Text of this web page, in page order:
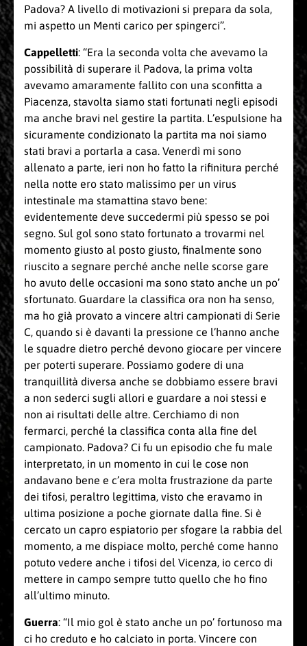
Padova? A livello di motivazioni si prepara da sola,
mi aspetto un Menti carico per spingerci”.
Cappelletti: “Era la seconda volta che avevamo la
possibilità di superare il Padova, la prima volta
avevamo amaramente fallito con una sconfitta a
Piacenza, stavolta siamo stati fortunati negli episodi
ma anche bravi nel gestire la partita. L’espulsione ha
sicuramente condizionato la partita ma noi siamo
stati bravi a portarla a casa. Venerdì mi sono
allenato a parte, ieri non ho fatto la rifinitura perché
nella notte ero stato malissimo per un virus
intestinale ma stamattina stavo bene:
evidentemente deve succedermi più spesso se poi
segno. Sul gol sono stato fortunato a trovarmi nel
momento giusto al posto giusto, finalmente sono
riuscito a segnare perché anche nelle scorse gare
ho avuto delle occasioni ma sono stato anche un po’
sfortunato. Guardare la classifica ora non ha senso,
ma ho già provato a vincere altri campionati di Serie
C, quando si è davanti la pressione ce l’hanno anche
le squadre dietro perché devono giocare per vincere
per poterti superare. Possiamo godere di una
tranquillità diversa anche se dobbiamo essere bravi
a non sederci sugli allori e guardare a noi stessi e
non ai risultati delle altre. Cerchiamo di non
fermarci, perché la classifica conta alla fine del
campionato. Padova? Ci fu un episodio che fu male
interpretato, in un momento in cui le cose non
andavano bene e c’era molta frustrazione da parte
dei tifosi, peraltro legittima, visto che eravamo in
ultima posizione a poche giornate dalla fine. Si è
cercato un capro espiatorio per sfogare la rabbia del
momento, a me dispiace molto, perché come hanno
potuto vedere anche i tifosi del Vicenza, io cerco di
mettere in campo sempre tutto quello che ho fino
all’ultimo minuto.
Guerra: “Il mio gol è stato anche un po’ fortunoso ma
ci ho creduto e ho calciato in porta. Vincere con